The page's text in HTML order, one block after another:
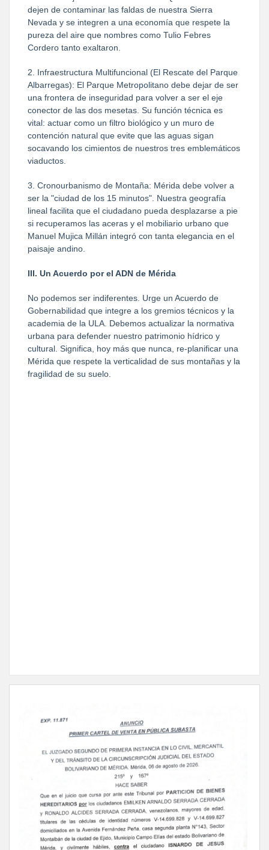
dejen de contaminar las faldas de nuestra Sierra
Nevada y se integren a una economía que respete la
pureza del aire que nombres como Tulio Febres
Cordero tanto exaltaron.
2. Infraestructura Multifuncional (El Rescate del Parque
Albarregas): El Parque Metropolitano debe dejar de ser
una frontera de inseguridad para volver a ser el eje
conector de las dos mesetas. Su función técnica es
vital: actuar como un filtro biológico y un muro de
contención natural que evite que las aguas sigan
socavando los cimientos de nuestros tres emblemáticos
viaductos.
3. Cronourbanismo de Montaña: Mérida debe volver a
ser la "ciudad de los 15 minutos". Nuestra geografía
lineal facilita que el ciudadano pueda desplazarse a pie
si recuperamos las aceras y el mobiliario urbano que
Manuel Mujica Millán integró con tanta elegancia en el
paisaje andino.
III. Un Acuerdo por el ADN de Mérida
No podemos ser indiferentes. Urge un Acuerdo de
Gobernabilidad que integre a los gremios técnicos y la
academia de la ULA. Debemos actualizar la normativa
urbana para defender nuestro patrimonio hídrico y
cultural. Significa, hoy más que nunca, re-planificar una
Mérida que respete la verticalidad de sus montañas y la
fragilidad de su suelo.